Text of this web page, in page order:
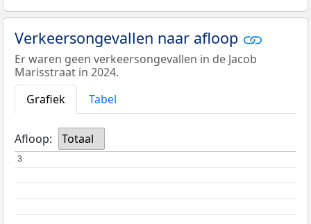
Verkeersongevallen naar afloop
Er waren geen verkeersongevallen in de Jacob
Marisstraat in 2024.
Grafiek
Tabel
Afloop: Totaal
3
3